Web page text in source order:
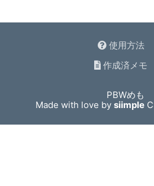
使用方法
作成済メモ
PBWめも
Made with love bysiimple